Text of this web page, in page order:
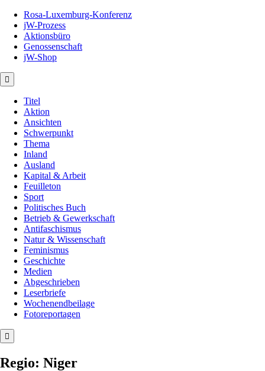
Rosa-Luxemburg-Konferenz
jW-Prozess
Aktionsbüro
Genossenschaft
jW-Shop
Titel
Aktion
Ansichten
Schwerpunkt
Thema
Inland
Ausland
Kapital & Arbeit
Feuilleton
Sport
Politisches Buch
Betrieb & Gewerkschaft
Antifaschismus
Natur & Wissenschaft
Feminismus
Geschichte
Medien
Abgeschrieben
Leserbriefe
Wochenendbeilage
Fotoreportagen
Regio: Niger